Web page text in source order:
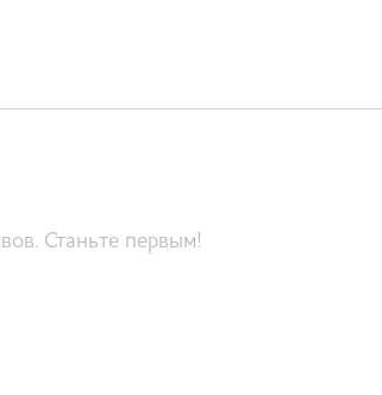
Станьте первым!